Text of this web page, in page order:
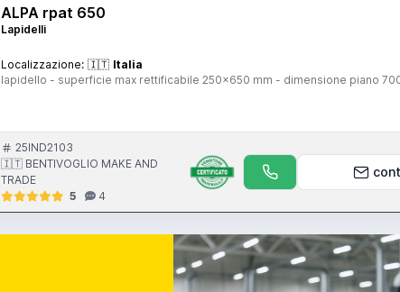
ALPA rpat 650
Lapidelli
Localizzazione: 🇮🇹 Italia
lapidello - superficie max rettificabile 250x650 mm - dimensione piano
25IND2103
🇮🇹 BENTIVOGLIO MAKE AND
TRADE
5
4